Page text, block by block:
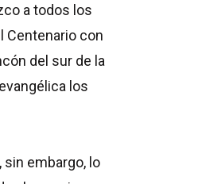
a todos los
Centenario con
del sur de la
los
embargo, lo